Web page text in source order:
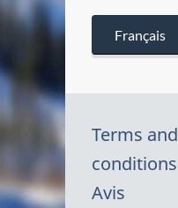
Français
Terms and
conditions
Avis